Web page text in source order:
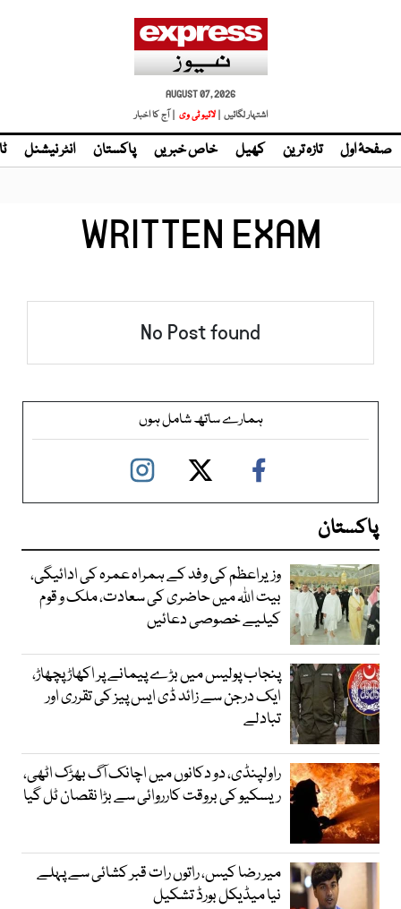
AUGUST 07, 2026
اشتہار لگائیں | لائیو ٹی وی | آج کا اخبار
صفحۂ اول تازہ ترین کھیل خاص خبریں پاکستان انٹر نیشنل
WRITTEN EXAM
No Post found
ہمارے ساتھ شامل ہوں
پاکستان
وزیراعظم کی وفد کے ہمراہ عمرہ کی ادائیگی،
بیت اللہ میں حاضری کی سعادت، ملک و قوم
کیلیے خصوصی دعائیں
پنجاب پولیس میں بڑے پیمانے پر اکھاڑ پچھاڑ،
ایک درجن سے زائد ڈی ایس پیز کی تقرری اور
تبادلے
راولپنڈی، دو دکانوں میں اچانک آگ بھڑک اٹھی،
ریسکیو کی بروقت کارروائی سے بڑا نقصان ٹل گیا
میر رضا کیس، راتوں رات قبر کشائی سے پہلے
نیا میڈیکل بورڈ تشکیل